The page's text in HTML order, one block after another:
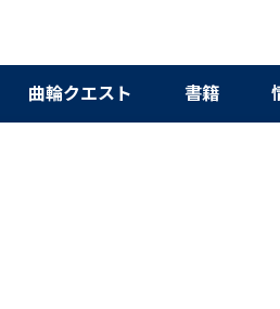
曲輪クエスト 書籍